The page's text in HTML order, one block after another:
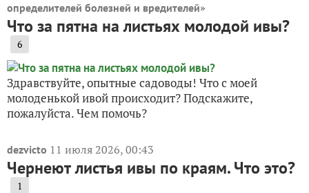
определителей болезней и вредителей»
Что за пятна на листьях молодой ивы?
6
Здравствуйте, опытные садоводы! Что с моей
молоденькой ивой происходит? Подскажите,
пожалуйста. Чем помочь?
dezvicto 11 июля 2026, 00:43
Чернеют листья ивы по краям. Что это?
1